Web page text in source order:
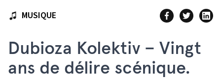
MUSIQUE
Dubioza Kolektiv – Vingt
ans de délire scénique.